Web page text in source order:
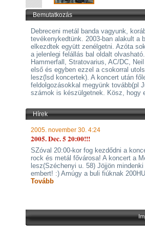
Bemutatkozás
Debreceni metál banda vagyunk,
tevékenykedtünk. 2003-ban alakult a
elkezdtek együtt zenélgetni. Azóta
a jelenlegi felállás bal oldalt
Hammerfall, Stratovarius, AC/DC,
első és egyben ezzel a csokorral
lesz(lsd koncertek). A koncert után
feldolgozásokkal megyünk tovább(pl
számok is készülgetnek. Kösz, hogy
Hírek
2005. november 30. 4:24
2005. Dec. 5 20:00!!!
SZóval 20:00-kor fog kezdődni a
rock és metál fővárosa! A koncert a
lesz(Széchenyi u. 58) Jöjjön
embert! :) Amúgy a buli fiúknak
Tovább